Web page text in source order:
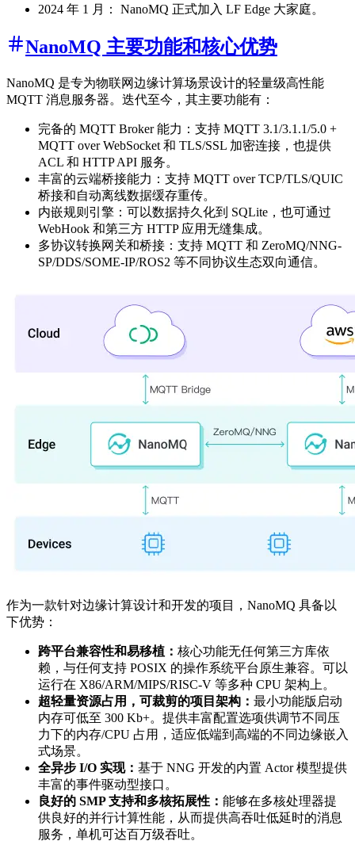
2024 年 1 月： NanoMQ 正式加入 LF Edge 大家庭。
NanoMQ 主要功能和核心优势
NanoMQ 是专为物联网边缘计算场景设计的轻量级高性能
MQTT 消息服务器。迭代至今，其主要功能有：
完备的 MQTT Broker 能力：支持 MQTT 3.1/3.1.1/5.0 +
MQTT over WebSocket 和 TLS/SSL 加密连接，也提供
ACL 和 HTTP API 服务。
丰富的云端桥接能力：支持 MQTT over TCP/TLS/QUIC
桥接和自动离线数据缓存重传。
内嵌规则引擎：可以数据持久化到 SQLite，也可通过
WebHook 和第三方 HTTP 应用无缝集成。
多协议转换网关和桥接：支持 MQTT 和 ZeroMQ/NNG-
SP/DDS/SOME-IP/ROS2 等不同协议生态双向通信。
作为一款针对边缘计算设计和开发的项目，NanoMQ 具备以
下优势：
跨平台兼容性和易移植： 核心功能无任何第三方库依
赖，与任何支持 POSIX 的操作系统平台原生兼容。可以
运行在 X86/ARM/MIPS/RISC-V 等多种 CPU 架构上。
超轻量资源占用，可裁剪的项目架构： 最小功能版启动
内存可低至 300 Kb+。提供丰富配置选项供调节不同压
力下的内存/CPU 占用，适应低端到高端的不同边缘嵌入
式场景。
全异步 I/O 实现： 基于 NNG 开发的内置 Actor 模型提供
丰富的事件驱动型接口。
良好的 SMP 支持和多核拓展性： 能够在多核处理器提
供良好的并行计算性能，从而提供高吞吐低延时的消息
服务，单机可达百万级吞吐。